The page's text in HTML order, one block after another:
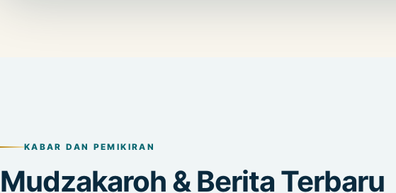
KABAR DAN PEMIKIRAN
Mudzakaroh & Berita Terbaru